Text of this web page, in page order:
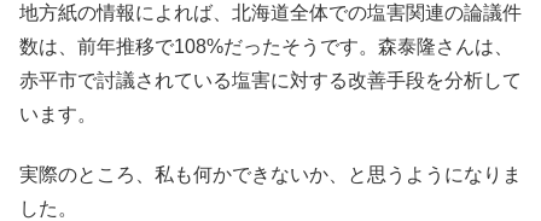
地方紙の情報によれば、北海道全体での塩害関連の論議件
数は、前年推移で108%だったそうです。森泰隆さんは、
赤平市で討議されている塩害に対する改善手段を分析して
います。
実際のところ、私も何かできないか、と思うようになりま
した。